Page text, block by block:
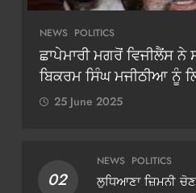
NEWS POLITICS
ਛਾਪੇਮਾਰੀ ਮਗਰੋਂ ਵਿਜੀਲੈਂਸ
ਬਿਕਰਮ ਸਿੰਘ ਮਜੀਠੀਆ ਨੂੰ
25 June 2025
02
NEWS POLITICS
ਲੁਧਿਆਣਾ ਜ਼ਿਮਨੀ